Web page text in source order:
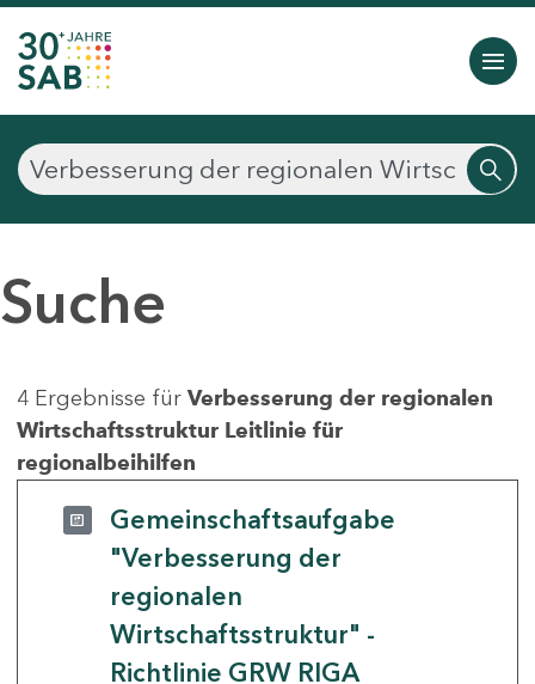
Suche
4 Ergebnisse für Verbesserung der regionalen
Wirtschaftsstruktur Leitlinie für
regionalbeihilfen
Gemeinschaftsaufgabe
"Verbesserung der
regionalen
Wirtschaftsstruktur" -
Richtlinie GRW RIGA